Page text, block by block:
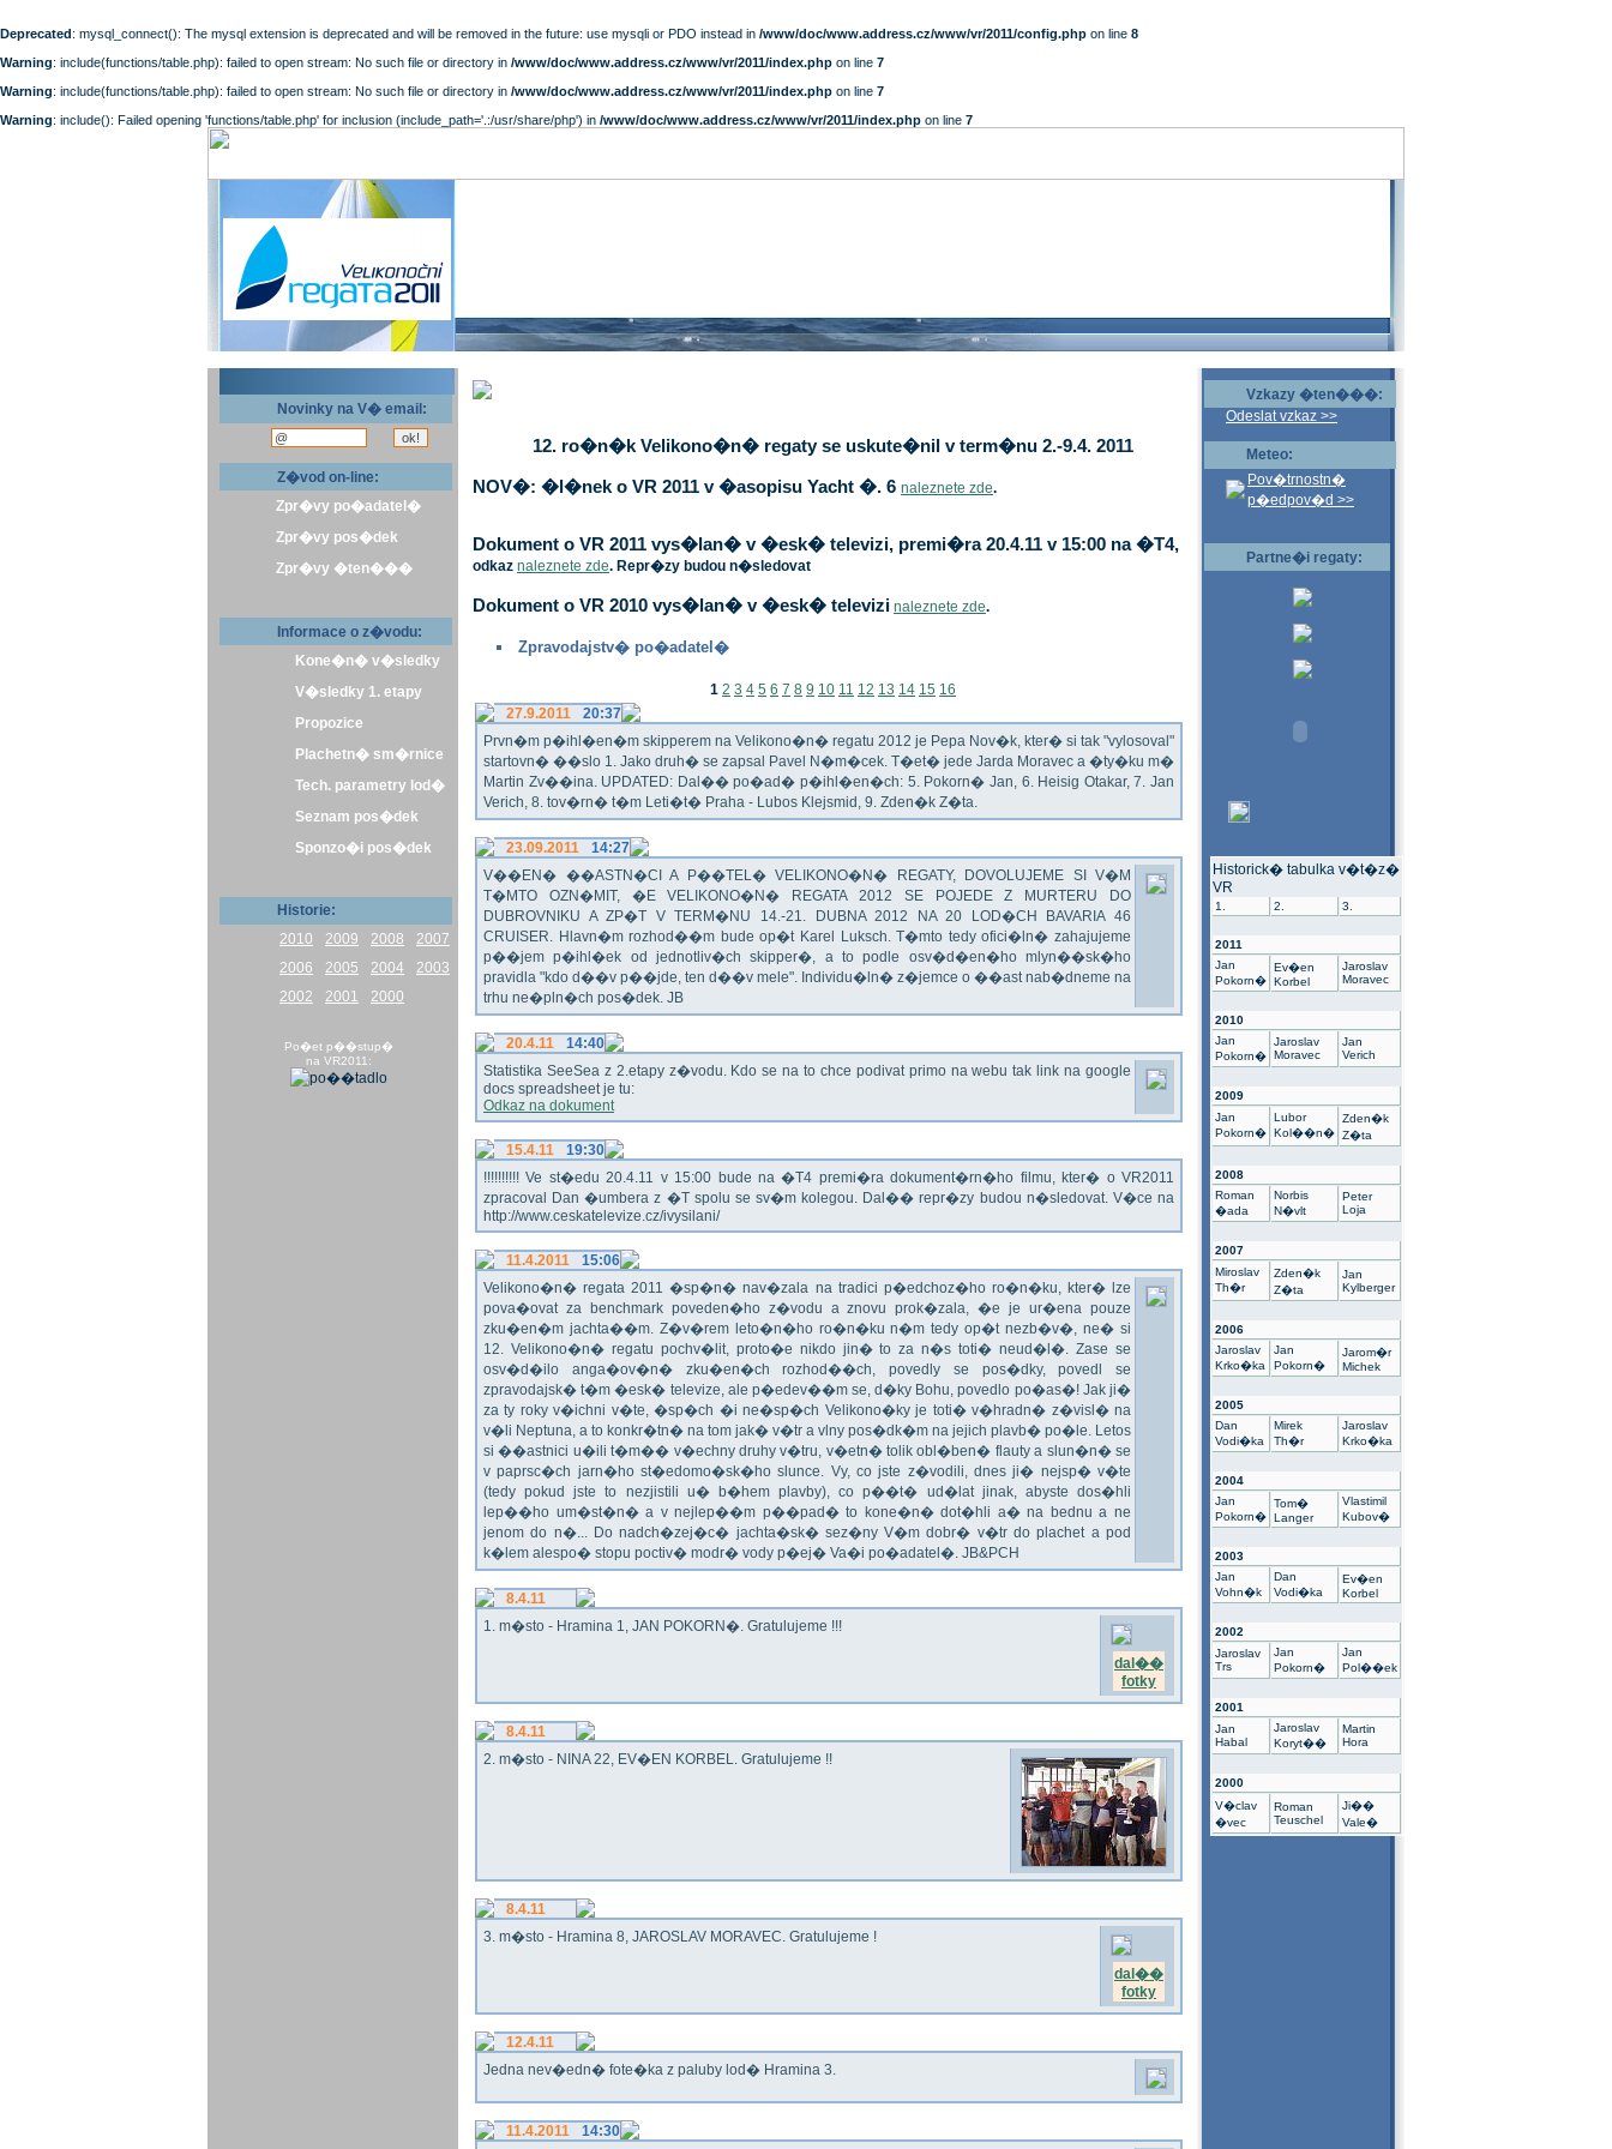
Deprecated: mysql_connect(): The mysql extension is deprecated and will be removed in the future: use mysqli or PDO instead in /www/doc/www.address.cz/www/vr/2011/config.php on line 8
Warning: include(functions/table.php): failed to open stream: No such file or directory in /www/doc/www.address.cz/www/vr/2011/index.php on line 7
Warning: include(functions/table.php): failed to open stream: No such file or directory in /www/doc/www.address.cz/www/vr/2011/index.php on line 7
Warning: include(): Failed opening 'functions/table.php' for inclusion (include_path='.:/usr/share/php') in /www/doc/www.address.cz/www/vr/2011/index.php on line 7
Novinky na V� email:
Z�vod on-line:
Zpr�vy po�adatel�
Zpr�vy pos�dek
Zpr�vy �ten���
Informace o z�vodu:
Kone�n� v�sledky
V�sledky 1. etapy
Propozice
Plachetn� sm�rnice
Tech. parametry lod�
Seznam pos�dek
Sponzo�i pos�dek
Historie:
2010
2009 2008
2007
2006
2005 2004
2003
2002
2001 2000
Po�et p��stup�
na VR2011:
12. ro�n�k Velikono�n� regaty se uskute�nil v term�nu 2.-9.4. 2011
NOV�: �l�nek o VR 2011 v �asopisu Yacht �. 6 naleznete zde.
Dokument o VR 2011 vys�lan� v �esk� televizi, premi�ra 20.4.11 v 15:00 na �T4,
odkaz naleznete zde. Repr�zy budou n�sledovat
Dokument o VR 2010 vys�lan� v �esk� televizi naleznete zde.
Zpravodajstv� po�adatel�
1 2 3 4 5 6 7 8 9 10 11 12 13 14 15 16
27.9.2011
20:37
Prvn�m p�ihl�en�m skipperem na Velikono�n� regatu 2012 je Pepa Nov�k, kter� si tak "vylosoval"
startovn� ��slo 1. Jako druh� se zapsal Pavel N�m�cek. T�et� jede Jarda Moravec a �ty�ku m�
Martin Zv��ina. UPDATED: Dal�� po�ad� p�ihl�en�ch: 5. Pokorn� Jan, 6. Heisig Otakar, 7. Jan
Verich, 8. tov�rn� t�m Leti�t� Praha - Lubos Klejsmid, 9. Zden�k Z�ta.
23.09.2011
14:27
V��EN� ��ASTN�CI A P��TEL� VELIKONO�N� REGATY, DOVOLUJEME SI V�M
T�MTO OZN�MIT, �E VELIKONO�N� REGATA 2012 SE POJEDE Z MURTERU DO
DUBROVNIKU A ZP�T V TERM�NU 14.-21. DUBNA 2012 NA 20 LOD�CH BAVARIA 46
CRUISER. Hlavn�m rozhod��m bude op�t Karel Luksch. T�mto tedy ofici�ln� zahajujeme
p��jem p�ihl�ek od jednotliv�ch skipper�, a to podle osv�d�en�ho mlyn��sk�ho
pravidla "kdo d��v p��jde, ten d��v mele". Individu�ln� z�jemce o ��ast nab�dneme na
trhu ne�pln�ch pos�dek. JB
20.4.11
14:40
Statistika SeeSea z 2.etapy z�vodu. Kdo se na to chce podivat primo na webu tak link na google
docs spreadsheet je tu:
Odkaz na dokument
15.4.11
19:30
!!!!!!!!!! Ve st�edu 20.4.11 v 15:00 bude na �T4 premi�ra dokument�rn�ho filmu, kter� o VR2011
zpracoval Dan �umbera z �T spolu se sv�m kolegou. Dal�� repr�zy budou n�sledovat. V�ce na
http://www.ceskatelevize.cz/ivysilani/
11.4.2011
15:06
Velikono�n� regata 2011 �sp�n� nav�zala na tradici p�edchoz�ho ro�n�ku, kter� lze
pova�ovat za benchmark poveden�ho z�vodu a znovu prok�zala, �e je ur�ena pouze
zku�en�m jachta��m. Z�v�rem leto�n�ho ro�n�ku n�m tedy op�t nezb�v�, ne� si
12. Velikono�n� regatu pochv�lit, proto�e nikdo jin� to za n�s toti� neud�l�. Zase se
osv�d�ilo anga�ov�n� zku�en�ch rozhod��ch, povedly se pos�dky, povedl se
zpravodajsk� t�m �esk� televize, ale p�edev��m se, d�ky Bohu, povedlo po�as�! Jak ji�
za ty roky v�ichni v�te, �sp�ch �i ne�sp�ch Velikono�ky je toti� v�hradn� z�visl� na
v�li Neptuna, a to konkr�tn� na tom jak� v�tr a vlny pos�dk�m na jejich plavb� po�le. Letos
si ��astnici u�ili t�m�� v�echny druhy v�tru, v�etn� tolik obl�ben� flauty a slun�n� se
v paprsc�ch jarn�ho st�edomo�sk�ho slunce. Vy, co jste z�vodili, dnes ji� nejsp� v�te
(tedy pokud jste to nezjistili u� b�hem plavby), co p��t� ud�lat jinak, abyste dos�hli
lep��ho um�st�n� a v nejlep��m p��pad� to kone�n� dot�hli a� na bednu a ne
jenom do n�... Do nadch�zej�c� jachta�sk� sez�ny V�m dobr� v�tr do plachet a pod
k�lem alespo� stopu poctiv� modr� vody p�ej� Va�i po�adatel�. JB&PCH
8.4.11
1. m�sto - Hramina 1, JAN POKORN�. Gratulujeme !!!
dal��
fotky
8.4.11
2. m�sto - NINA 22, EV�EN KORBEL. Gratulujeme !!
8.4.11
3. m�sto - Hramina 8, JAROSLAV MORAVEC. Gratulujeme !
dal��
fotky
12.4.11
Jedna nev�edn� fote�ka z paluby lod� Hramina 3.
11.4.2011 14:30
Vzkazy �ten���:
Odeslat vzkaz >>
Meteo:
Pov�trnostn�
p�edpov�d >>
Partne�i regaty:
Historick� tabulka v�t�z�
VR
1. 2. 3.
2011
Jan
Pokorn�
Ev�en
Korbel
Jaroslav
Moravec
2010
Jan
Pokorn�
Jaroslav
Moravec
Jan
Verich
2009
Jan
Pokorn�
Lubor
Kol��n�
Zden�k
Z�ta
2008
Roman
�ada
Norbis
N�vlt
Peter
Loja
2007
Miroslav
Th�r
Zden�k
Z�ta
Jan
Kylberger
2006
Jaroslav
Krko�ka
Jan
Pokorn�
Jarom�r
Michek
2005
Dan
Vodi�ka
Mirek
Th�r
Jaroslav
Krko�ka
2004
Jan
Pokorn�
Tom�
Langer
Vlastimil
Kubov�
2003
Jan
Vohn�k
Dan
Vodi�ka
Ev�en
Korbel
2002
Jaroslav
Trs
Jan
Pokorn�
Jan
Pol��ek
2001
Jan
Habal
Jaroslav
Koryt��
Martin
Hora
2000
V�clav
�vec
Roman
Teuschel
Ji��
Vale�